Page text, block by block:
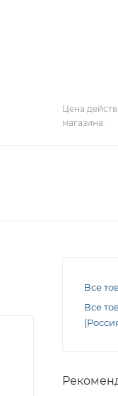
Цена
магазина.
Все
Все